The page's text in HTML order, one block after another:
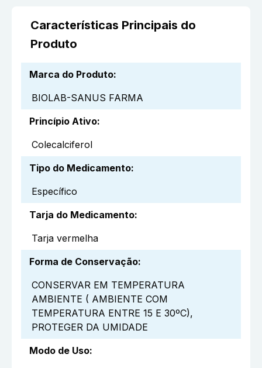
Características Principais do
Produto
Marca do Produto:
BIOLAB-SANUS FARMA
Princípio Ativo:
Colecalciferol
Tipo do Medicamento:
Específico
Tarja do Medicamento:
Tarja vermelha
Forma de Conservação:
CONSERVAR EM TEMPERATURA
AMBIENTE ( AMBIENTE COM
TEMPERATURA ENTRE 15 E 30ºC),
PROTEGER DA UMIDADE
Modo de Uso: